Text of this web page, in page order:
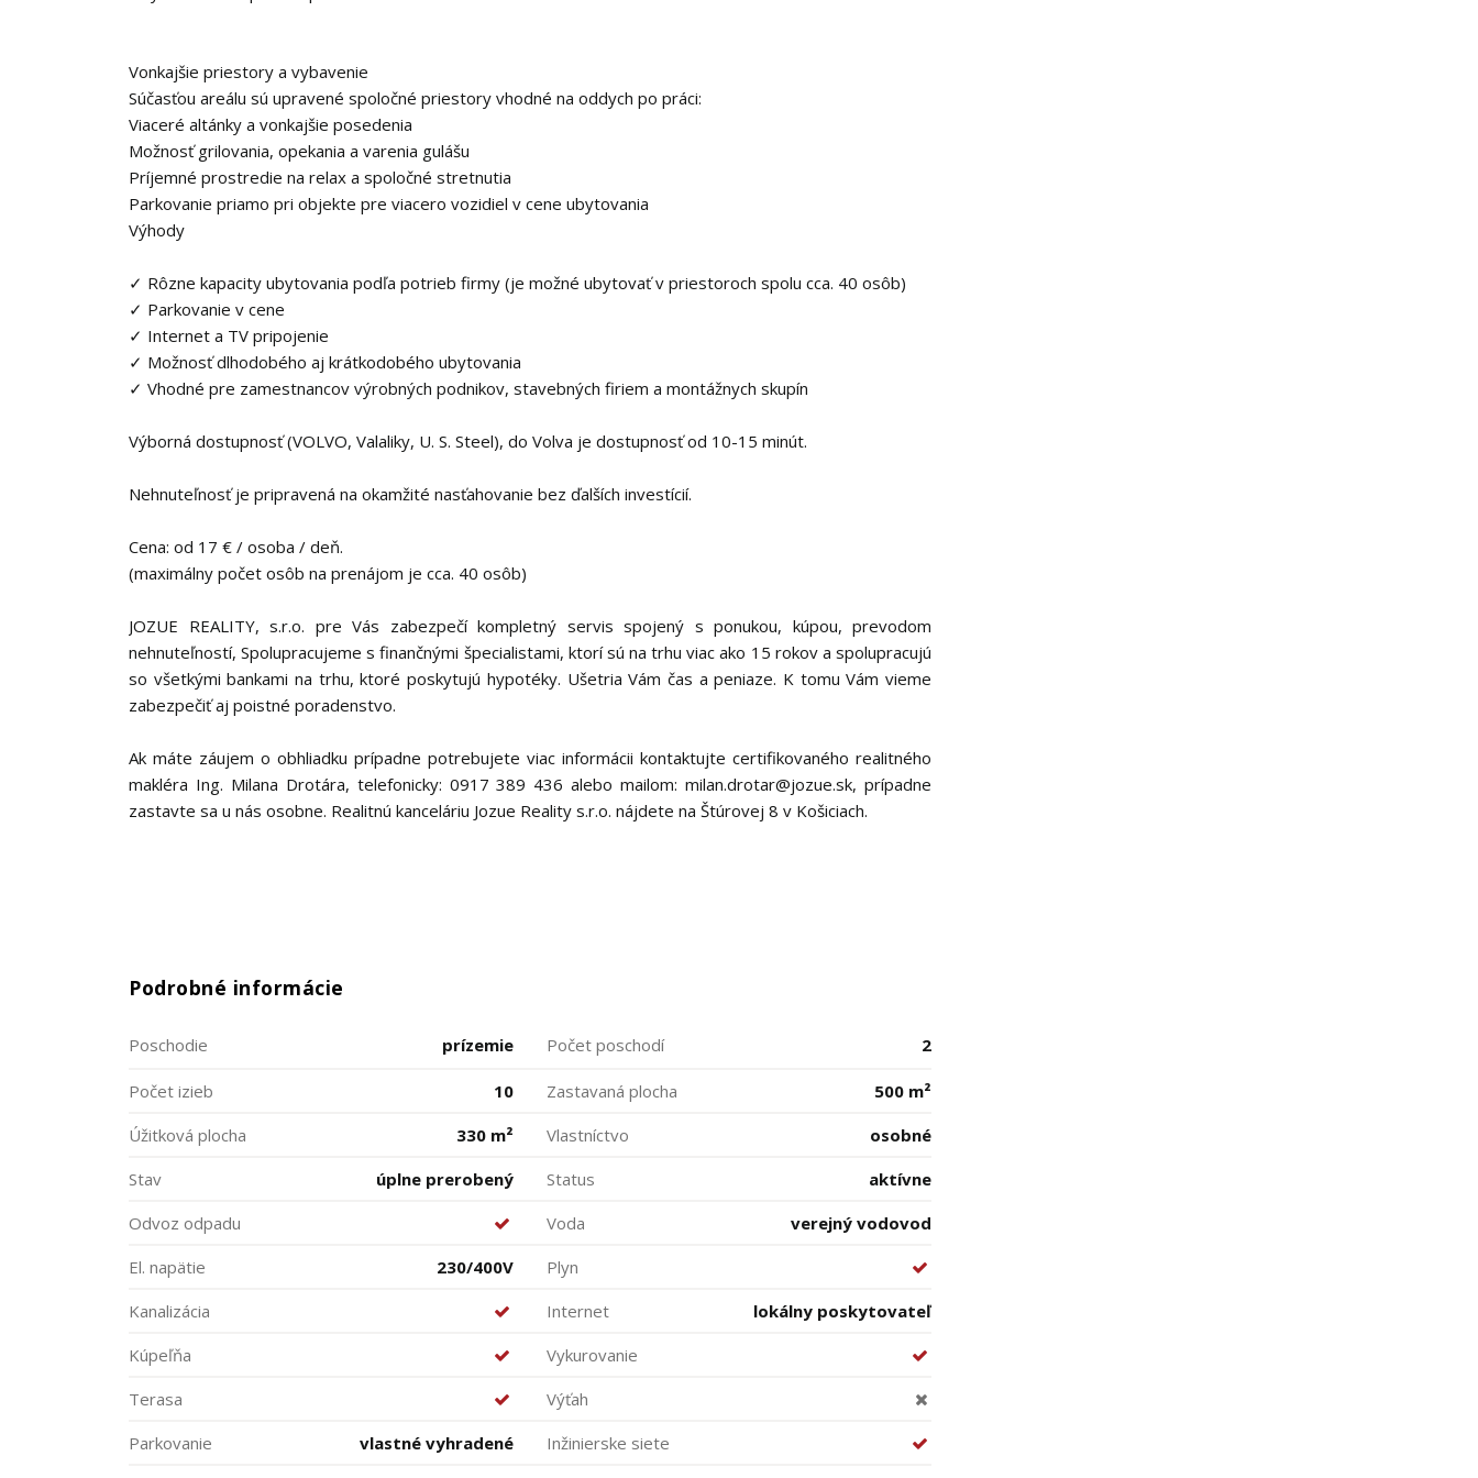
Vonkajšie priestory a vybavenie
Súčasťou areálu sú upravené spoločné priestory vhodné na oddych po práci:
Viaceré altánky a vonkajšie posedenia
Možnosť grilovania, opekania a varenia gulášu
Príjemné prostredie na relax a spoločné stretnutia
Parkovanie priamo pri objekte pre viacero vozidiel v cene ubytovania
Výhody
✓ Rôzne kapacity ubytovania podľa potrieb firmy (je možné ubytovať v priestoroch spolu cca. 40 osôb)
✓ Parkovanie v cene
✓ Internet a TV pripojenie
✓ Možnosť dlhodobého aj krátkodobého ubytovania
✓ Vhodné pre zamestnancov výrobných podnikov, stavebných firiem a montážnych skupín
Výborná dostupnosť (VOLVO, Valaliky, U. S. Steel), do Volva je dostupnosť od 10-15 minút.
Nehnuteľnosť je pripravená na okamžité nasťahovanie bez ďalších investícií.
Cena: od 17 € / osoba / deň.
(maximálny počet osôb na prenájom je cca. 40 osôb)
JOZUE REALITY, s.r.o. pre Vás zabezpečí kompletný servis spojený s ponukou, kúpou, prevodom
nehnuteľností, Spolupracujeme s finančnými špecialistami, ktorí sú na trhu viac ako 15 rokov a spolupracujú
so všetkými bankami na trhu, ktoré poskytujú hypotéky. Ušetria Vám čas a peniaze. K tomu Vám vieme
zabezpečiť aj poistné poradenstvo.
Ak máte záujem o obhliadku prípadne potrebujete viac informácii kontaktujte certifikovaného realitného
makléra Ing. Milana Drotára, telefonicky: 0917 389 436 alebo mailom: milan.drotar@jozue.sk, prípadne
zastavte sa u nás osobne. Realitnú kanceláriu Jozue Reality s.r.o. nájdete na Štúrovej 8 v Košiciach.
Podrobné informácie
Poschodie prízemie Počet poschodí 2
Počet izieb 10 Zastavaná plocha
500 m²
Úžitková plocha
330 m² Vlastníctvo
osobné
Stav
úplne prerobený Status
aktívne
Odvoz odpadu
Voda
verejný vodovod
El. napätie
230/400V
Plyn
Kanalizácia
Internet
lokálny poskytovateľ
Kúpeľňa
Vykurovanie
Terasa
Výťah
Parkovanie
vlastné vyhradené
Inžinierske siete